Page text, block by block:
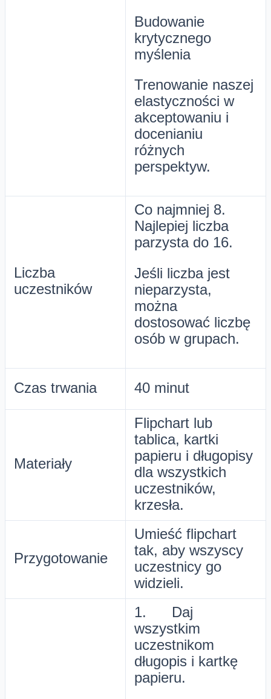
Budowanie
krytycznego
myślenia
Trenowanie naszej
elastyczności w
akceptowaniu i
docenianiu
różnych
perspektyw.
Liczba
uczestników
Co najmniej 8.
Najlepiej liczba
parzysta do 16.
Jeśli liczba jest
nieparzysta,
można
dostosować liczbę
osób w grupach.
Czas trwania 40 minut
Materiały
Flipchart lub
tablica, kartki
papieru i długopisy
dla wszystkich
uczestników,
krzesła.
Przygotowanie
Umieść flipchart
tak, aby wszyscy
uczestnicy go
widzieli.
1. Daj
wszystkim
uczestnikom
długopis i kartkę
papieru.